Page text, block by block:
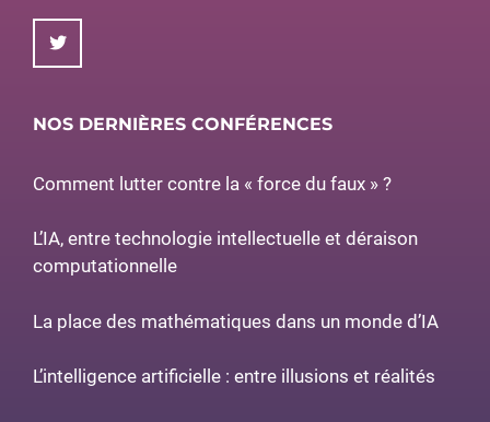
NOS DERNIÈRES CONFÉRENCES
Comment lutter contre la « force du faux » ?
L’IA, entre technologie intellectuelle et déraison
computationnelle
La place des mathématiques dans un monde d’IA
L’intelligence artificielle : entre illusions et réalités